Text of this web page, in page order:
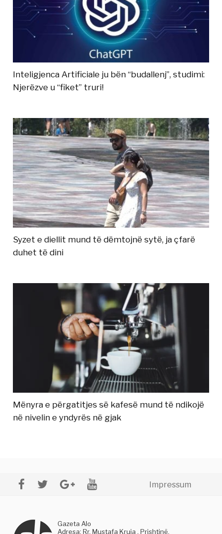
Inteligjenca Artificiale ju bën “budallenj”, studimi:
Njerëzve u “fiket” truri!
Syzet e diellit mund të dëmtojnë sytë, ja çfarë
duhet të dini
Mënyra e përgatitjes së kafesë mund të ndikojë
në nivelin e yndyrës në gjak
Impressum
Gazeta Alo
Adresa: Rr. Mustafa Kruja , Prishtinë,